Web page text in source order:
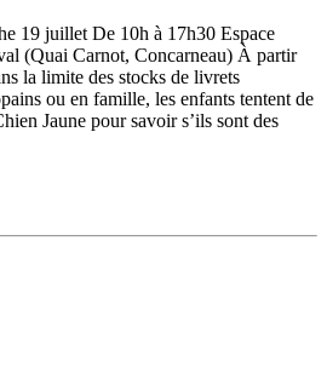
19 juillet De 10h à 17h30 Espace
(Quai Carnot, Concarneau) À partir
la limite des stocks de livrets
ou en famille, les enfants tentent de
Jaune pour savoir s’ils sont des